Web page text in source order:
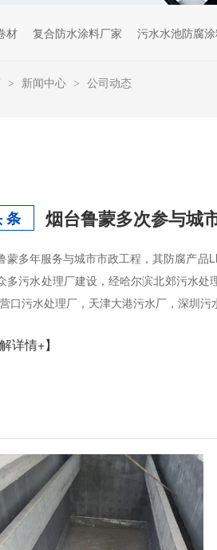
材 复合防水涂料厂家 污水水池防腐
> 新闻中心 > 公司动态
条 烟台鲁蒙多次参与城
蒙多年服务与城市市政工程，其防腐产品
多污水处理厂建设，经哈尔滨北郊污水
口污水处理厂，天津大港污水厂，深圳污
详情+】